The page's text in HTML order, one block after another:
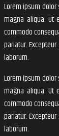
Lorem ipsum
magna aliqua. Ut
commodo
pariatur.
laborum.
Lorem ipsum
magna aliqua. Ut
commodo
pariatur.
laborum.